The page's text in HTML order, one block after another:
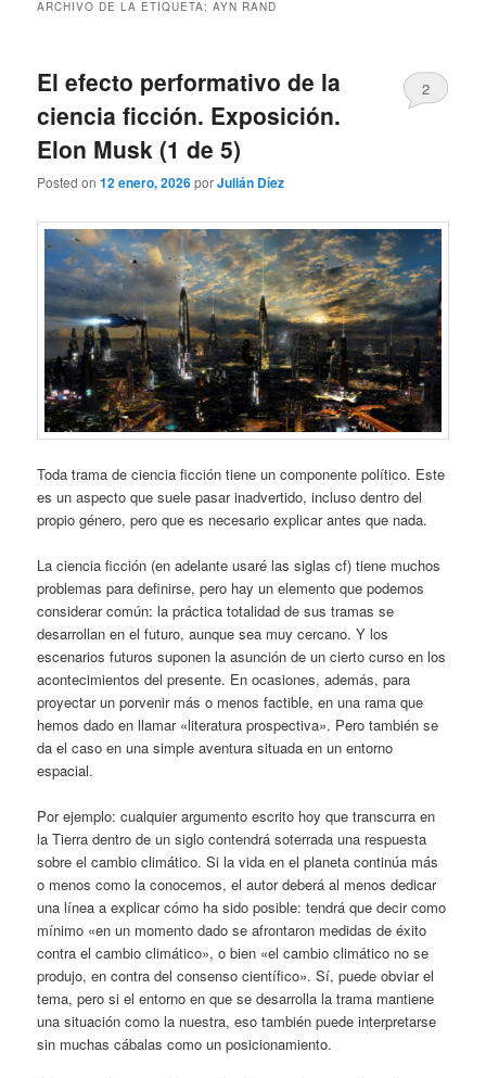
ARCHIVO DE LA ETIQUETA:AYN RAND
El efecto performativo de la
ciencia ficción. Exposición.
Elon Musk (1 de 5)
Posted on12 enero, 2026porJulián Díez
2
Toda trama de ciencia ficción tiene un componente político. Este
es un aspecto que suele pasar inadvertido, incluso dentro del
propio género, pero que es necesario explicar antes que nada.
La ciencia ficción (en adelante usaré las siglas cf) tiene muchos
problemas para definirse, pero hay un elemento que podemos
considerar común: la práctica totalidad de sus tramas se
desarrollan en el futuro, aunque sea muy cercano. Y los
escenarios futuros suponen la asunción de un cierto curso en los
acontecimientos del presente. En ocasiones, además, para
proyectar un porvenir más o menos factible, en una rama que
hemos dado en llamar «literatura prospectiva». Pero también se
da el caso en una simple aventura situada en un entorno
espacial.
Por ejemplo: cualquier argumento escrito hoy que transcurra en
la Tierra dentro de un siglo contendrá soterrada una respuesta
sobre el cambio climático. Si la vida en el planeta continúa más
o menos como la conocemos, el autor deberá al menos dedicar
una línea a explicar cómo ha sido posible: tendrá que decir como
mínimo «en un momento dado se afrontaron medidas de éxito
contra el cambio climático», o bien «el cambio climático no se
produjo, en contra del consenso científico». Sí, puede obviar el
tema, pero si el entorno en que se desarrolla la trama mantiene
una situación como la nuestra, eso también puede interpretarse
sin muchas cábalas como un posicionamiento.